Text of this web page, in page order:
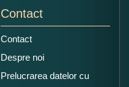
Contact
Contact
Despre noi
Prelucrarea datelor cu